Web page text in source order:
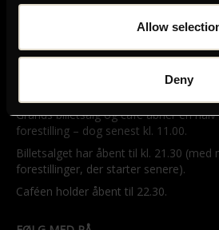
Allow
Deny
Telefon: 33 15 16 11
Tog, bus og bil
ÅBNINGSTIDER
Grands billetsalg og café åbner en
forestilling – dog senest kl. 11.00.
Billetsalget har åbent til kl. 21.30 (med
forestillinger, der starter senere).
Caféen holder åbent til 22.30.